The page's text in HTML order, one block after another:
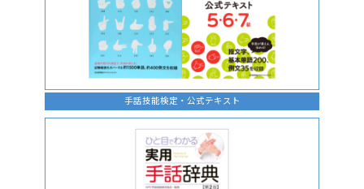
手話技能検定・公式テキスト